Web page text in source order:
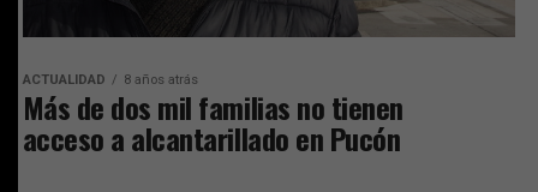
ACTUALIDAD 8 años atrás
Más de dos mil familias no tienen
acceso a alcantarillado en Pucón